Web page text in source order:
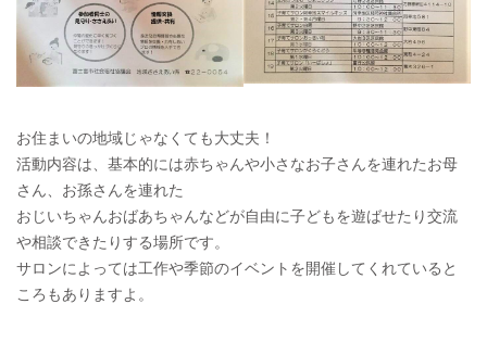
お住まいの地域じゃなくても大丈夫！
活動内容は、基本的には赤ちゃんや小さなお子さんを連れたお母
さん、お孫さんを連れた
おじいちゃんおばあちゃんなどが自由に子どもを遊ばせたり交流
や相談できたりする場所です。
サロンによっては工作や季節のイベントを開催してくれていると
ころもありますよ。